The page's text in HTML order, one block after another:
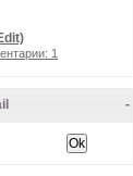
1
-